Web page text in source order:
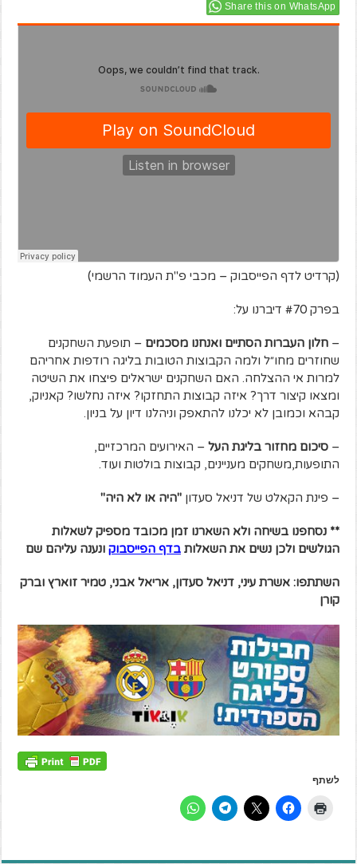
Share this on WhatsApp
(קרדיט לדף הפייסבוק – מכבי פ"ת העמוד הרשמי)
בפרק #70 דיברנו על:
–חלון העברות הסתיים ואנחנו מסכמים – תופעת השחקנים
שחוזרים מחו״ל ולמה הקבוצות הטובות בליגה רודפות אחריהם
למרות אי ההצלחה. האם השחקנים ישראלים פיצחו את השיטה
ומצאו קיצור דרך? איזה קבוצות התחזקו? איזה נחלשו? קאניוק,
קבהא וכמובן לא יכלנו להתאפק וניהלנו דיון על בניון.
–סיכום מחזור בליגת העל – האירועים המרכזיים,
התופעות,משחקים מעניינים, קבוצות בולטות ועוד.
– פינת הקאלט של דניאל סעדון"היה או לא היה"
** נסחפנו בשיחה ולא השארנו זמן מכובד מספיק לשאלות
הגולשים ולכן נשים את השאלותבדף הפייסבוק ונענה עליהם שם
השתתפו: אשרת עיני, דניאל סעדון, אריאל אבני, טמיר זוארץ וברק
קורן
לשתף